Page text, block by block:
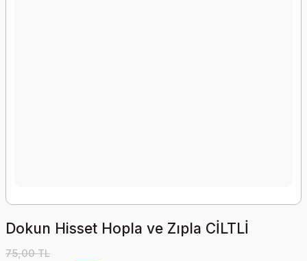
Dokun Hisset Hopla ve Zıpla CİLTLİ
75,00 TL